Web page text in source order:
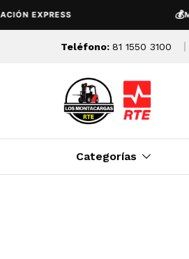
EXPRESS
Teléfono: 81 1550 3100
Categorías